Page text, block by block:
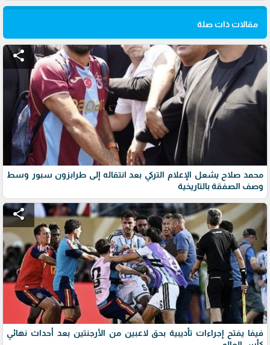
مقالات ذات صلة
share
محمد صلاح يشعل الإعلام التركي بعد انتقاله إلى طرابزون سبور وسط
وصف الصفقة بالتاريخية
share
فيفا يفتح إجراءات تأديبية بحق لاعبين من الأرجنتين بعد أحداث نهائي